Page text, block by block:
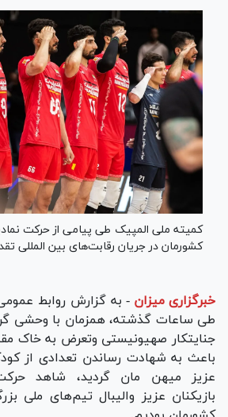
کمیته ملی المپیک طی پیامی از حرکت
کشورمان در جریان رقابت‌های بین المللی
خبرگزاری میزان - به گزارش روابط
طی ساعات گذشته، همزمان با وحشی
جنایتکار صهیونیستی وتعرض به خاک
باعث به شهادت رساندن تعدادی از
عزیز میهن مان گردید، شاهد